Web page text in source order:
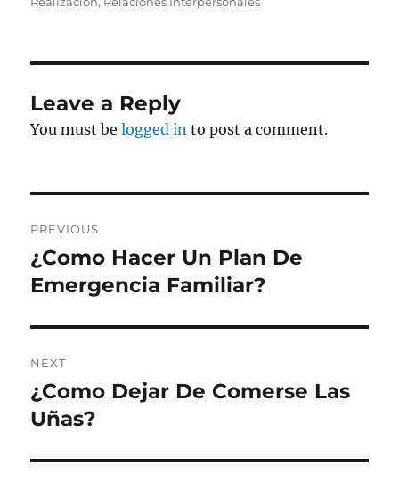
Leave a Reply
You must belogged in to post a comment.
navigation
PREVIOUS
Previous
post:
¿Como Hacer Un Plan De
Emergencia Familiar?
NEXT
Next
post:
¿Como Dejar De Comerse Las
Uñas?